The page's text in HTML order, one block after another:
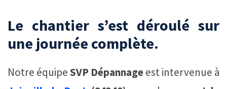
Le chantier s’est déroulé sur
une journée complète.
Notre équipeSVP Dépannageest intervenue à